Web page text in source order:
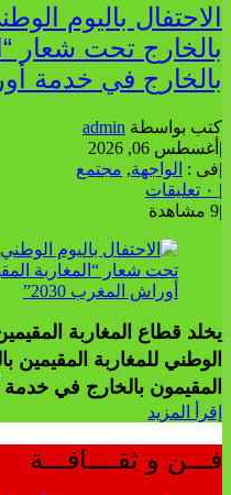
الاحتفال باليوم
بالخارج تحت شعار
بالخارج في خدمة
كتب بواسطة admin
| أغسطس 06, 2026
|فى : الواجهة, مجتمع
|
|9 مشاهدة
يخلد قطاع المغاربة
الوطني للمغاربة المقيمين
المقيمون بالخارج في خدمة
إقرأ المزيد
فـــن و ثقــــافـــة